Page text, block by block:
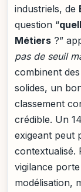
industriels, de
question “
Métiers ?”
pas de seuil
combinent
solides, un
classement
crédible. Un
exigeant peut
contextualisé.
vigilance
modélisation,